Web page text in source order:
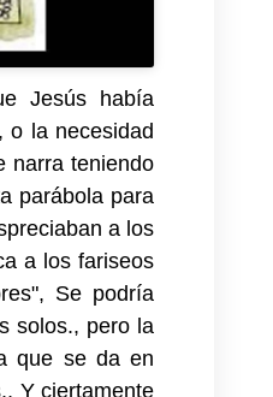
Jesús había
o la necesidad
narra teniendo
parábola para
a los
a los fariseos
Se podría
solos., pero la
que se da en
Y ciertamente